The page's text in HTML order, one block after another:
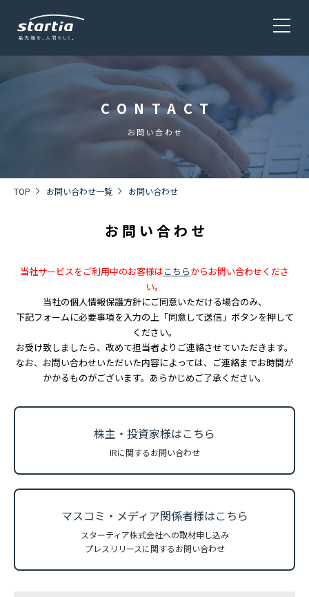
SERVICE
会社概要
COMPANY
IR・CSR
採用情報
RECRUIT
パートナー募集
PARTNER
CONTACT
スターティアの
CONTACT
お問い合わせ
TOP お問い合わせ一覧 お問い合わせ
お問い合わせ
当社サービスをご利用中のお客様はこちらからお問い合わせくださ
い。
当社の個人情報保護方針にご同意いただける場合のみ、
下記フォームに必要事項を入力の上「同意して送信」ボタンを押して
ください。
お受け致しましたら、改めて担当者よりご連絡させていただきます。
なお、お問い合わせいただいた内容によっては、ご連絡までお時間が
かかるものがございます。あらかじめご了承ください。
株主・投資家様はこちら
IRに関するお問い合わせ
マスコミ・メディア関係者様はこちら
スターティア株式会社への取材申し込み
プレスリリースに関するお問い合わせ